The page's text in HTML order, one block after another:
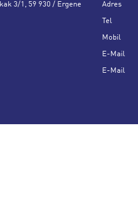
3/1, 59 930 / Ergene
Adres
Tel
Mobil
E-Mail
E-Mail